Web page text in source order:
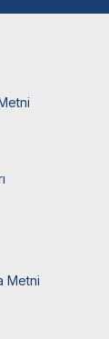
Metni